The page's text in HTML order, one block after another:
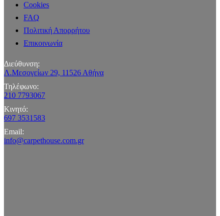
Cookies
FAQ
Πολιτική Απορρήτου
Επικοινωνία
Διεύθυνση:
Λ.Μεσογείων 29, 11526 Αθήνα
Τηλέφωνο:
210 7793067
Κινητό:
697 3531583
Email:
info@carpethouse.com.gr